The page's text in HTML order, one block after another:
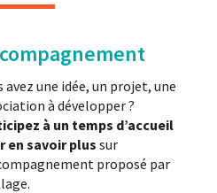
avez une idée, un projet, une
à développer ?
à un temps d’accueil
en savoir plus sur
proposé par